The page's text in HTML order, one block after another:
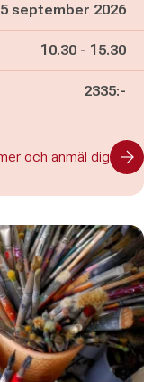
5 september 2026
Pågår mellan
10.30 - och
15.30
2335:-
och anmäl dig